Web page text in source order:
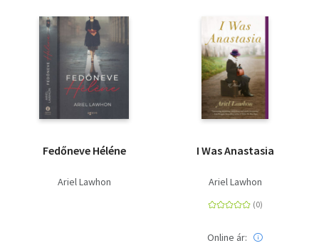
Fedőneve Héléne
Ariel Lawhon
I Was Anastasia
Ariel Lawhon
Online ár: